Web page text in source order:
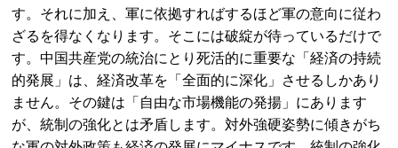
す。それに加え、軍に依拠すればするほど軍の意向に従わ
ざるを得なくなります。そこには破綻が待っているだけで
す。中国共産党の統治にとり死活的に重要な「経済の持続
的発展」は、経済改革を「全面的に深化」させるしかあり
ません。その鍵は「自由な市場機能の発揚」にあります
が、統制の強化とは矛盾します。対外強硬姿勢に傾きがち